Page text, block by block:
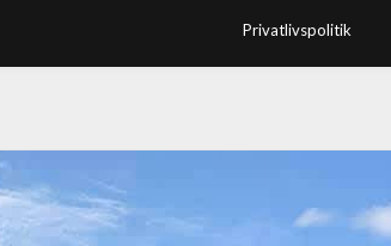
Privatlivspolitik